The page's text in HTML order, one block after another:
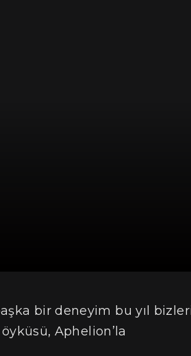
bir deneyim bu yıl
Aphelion’la